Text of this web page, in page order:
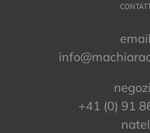
+41 (0) 91